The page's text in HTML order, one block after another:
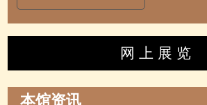
网 上 展 览
本馆资讯